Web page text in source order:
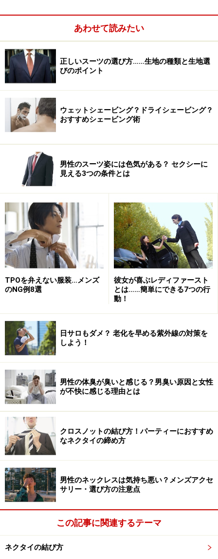
それ以前にもブルックス ブラザーズなどの老舗で、数着
のツイードのジャケットを購入している。どうしてこれ
ほどまでにツイード・ジャケットを求めてしまうのか？
そのあたりをじっくり取材してきました。
「20年以上前に某店で、イージーオーダーで作ってもら
ったことがあって、それが最初に着たツイードのジャケ
素材感に惹かれました」と杉綾さん。
グレーのヘリンボーン・ジャケットのコーディネート。寒く
なってくるとインナーに無地のニットを合わせることも。シ
ャツがチェック柄の場合はうるさくなるので、無地のネクタ
イでバランスをとる。
しかし、このときのジャケットは身体に馴染まず、その
後ブルックス ブラザーズでより本格的なハリス・ツイー
ドのヘリンボーンを購入したそうだ。
「じつはこのブルックスのモデルもあまり作りが良くな
くて、納得できませんでした。なかなか気に入ったもの
に巡り合えなかったのが、ツイード・ジャケットを買い
続けた理由だと思います」
いちおうフォローしておくと、当時のブルックスは出
来・不出来に波があったようだ。現在は大丈夫なようで
あわせて読みたい
正しいスーツの選び方……生地の種類と生地選
びのポイント
ウェットシェービング？ドライシェービング？
おすすめシェービング術
男性のスーツ姿には色気がある？ セクシーに
見える3つの条件とは
TPOを弁えない服装…メンズ
のNG例8選
彼女が喜ぶレディファースト
とは……簡単にできる7つの行
動！
日サロもダメ？ 老化を早める紫外線の対策を
しよう！
男性の体臭が臭いと感じる？男臭い原因と女性
が不快に感じる理由とは
クロスノットの結び方！パーティーにおすすめ
なネクタイの締め方
男性のネックレスは気持ち悪い？メンズアクセ
サリー・選び方の注意点
この記事に関連するテーマ
ネクタイの結び方